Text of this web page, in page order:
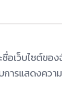
อเว็บไซต์ขอ
การแสดงควา